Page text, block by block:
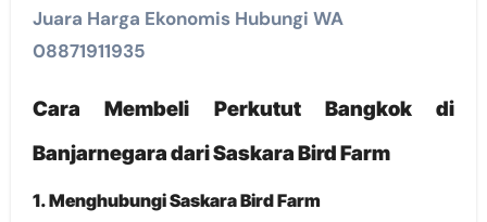
Juara Harga Ekonomis Hubungi WA
08871911935
Cara Membeli Perkutut Bangkok di
Banjarnegara dari Saskara Bird Farm
1. Menghubungi Saskara Bird Farm